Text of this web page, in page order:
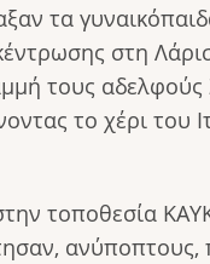
τα
στη
τους
το χέρι του
τοποθεσία